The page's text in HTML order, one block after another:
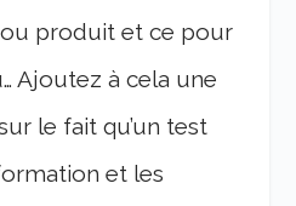
produit et ce pour
Ajoutez à cela une
le fait qu’un test
et les